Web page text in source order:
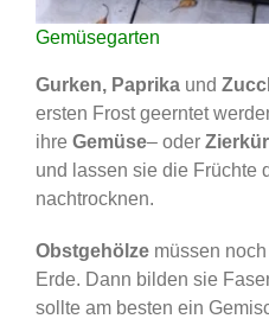
Gemüsegarten
Gurken, Paprika und
ersten Frost geerntet
ihre Gemüse– oder
und lassen sie die Früchte
nachtrocknen.
Obstgehölze müssen
Erde. Dann bilden sie
sollte am besten ein